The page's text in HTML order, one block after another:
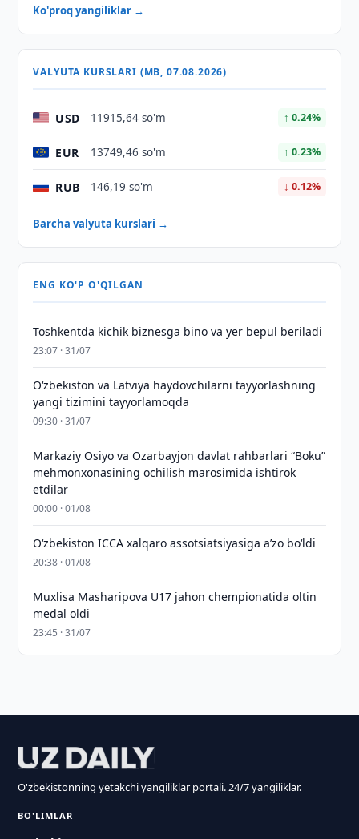
Ko'proq yangiliklar →
VALYUTA KURSLARI (MB, 07.08.2026)
USD 11915,64 so'm ↑ 0.24%
EUR 13749,46 so'm ↑ 0.23%
RUB 146,19 so'm ↓ 0.12%
Barcha valyuta kurslari →
ENG KO'P O'QILGAN
Toshkentda kichik biznesga bino va yer bepul beriladi
23:07 · 31/07
Oʻzbekiston va Latviya haydovchilarni tayyorlashning
yangi tizimini tayyorlamoqda
09:30 · 31/07
Markaziy Osiyo va Ozarbayjon davlat rahbarlari “Boku”
mehmonxonasining ochilish marosimida ishtirok
etdilar
00:00 · 01/08
O‘zbekiston ICCA xalqaro assotsiatsiyasiga aʼzo bo‘ldi
20:38 · 01/08
Muxlisa Masharipova U17 jahon chempionatida oltin
medal oldi
23:45 · 31/07
O'zbekistonning yetakchi yangiliklar portali. 24/7 yangiliklar.
BO'LIMLAR